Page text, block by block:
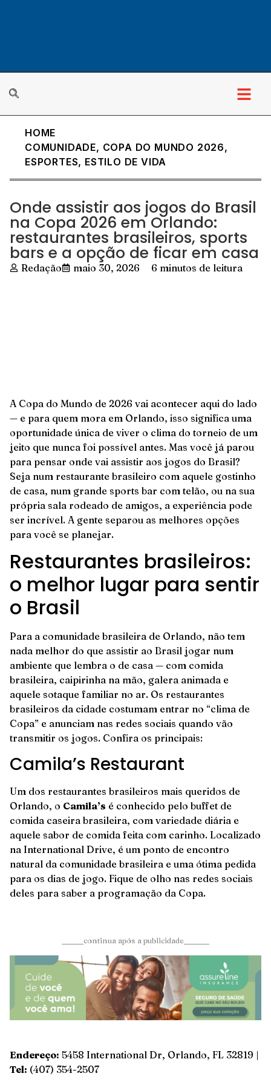
HOME
COMUNIDADE, COPA DO MUNDO 2026,
ESPORTES, ESTILO DE VIDA
Onde assistir aos jogos do Brasil
na Copa 2026 em Orlando:
restaurantes brasileiros, sports
bars e a opção de ficar em casa
Redação maio 30, 2026 6 minutos de leitura
A Copa do Mundo de 2026 vai acontecer aqui do lado
— e para quem mora em Orlando, isso significa uma
oportunidade única de viver o clima do torneio de um
jeito que nunca foi possível antes. Mas você já parou
para pensar onde vai assistir aos jogos do Brasil?
Seja num restaurante brasileiro com aquele gostinho
de casa, num grande sports bar com telão, ou na sua
própria sala rodeado de amigos, a experiência pode
ser incrível. A gente separou as melhores opções
para você se planejar.
Restaurantes brasileiros:
o melhor lugar para sentir
o Brasil
Para a comunidade brasileira de Orlando, não tem
nada melhor do que assistir ao Brasil jogar num
ambiente que lembra o de casa — com comida
brasileira, caipirinha na mão, galera animada e
aquele sotaque familiar no ar. Os restaurantes
brasileiros da cidade costumam entrar no “clima de
Copa” e anunciam nas redes sociais quando vão
transmitir os jogos. Confira os principais:
Camila’s Restaurant
Um dos restaurantes brasileiros mais queridos de
Orlando, o Camila’s é conhecido pelo buffet de
comida caseira brasileira, com variedade diária e
aquele sabor de comida feita com carinho. Localizado
na International Drive, é um ponto de encontro
natural da comunidade brasileira e uma ótima pedida
para os dias de jogo. Fique de olho nas redes sociais
deles para saber a programação da Copa.
______continua após a publicidade_______
Endereço: 5458 International Dr, Orlando, FL 32819 |
Tel: (407) 354-2507